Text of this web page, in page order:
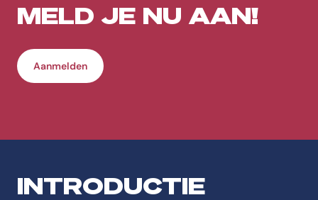
MELD JE NU AAN!
Aanmelden
INTRODUCTIE